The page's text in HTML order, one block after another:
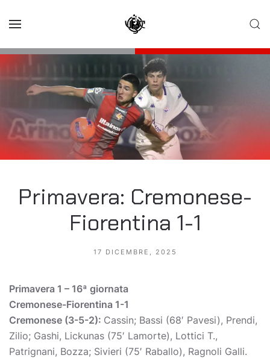
Primavera: Cremonese-
Fiorentina 1-1
17 DICEMBRE, 2025
Primavera 1 – 16ª giornata
Cremonese-Fiorentina 1-1
Cremonese (3-5-2): Cassin; Bassi (68′ Pavesi), Prendi,
Zilio; Gashi, Lickunas (75′ Lamorte), Lottici T.,
Patrignani, Bozza; Sivieri (75′ Raballo), Ragnoli Galli.